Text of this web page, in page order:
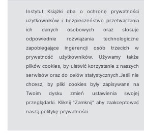
Instytut Książki dba o ochronę prywatności
użytkowników i bezpieczeństwo przetwarzania
ich danych osobowych oraz stosuje
odpowiednie rozwiązania technologiczne
zapobiegające ingerencji osób trzecich w
prywatność użytkowników. Używamy także
plików cookies, by ułatwić korzystanie z naszych
serwisów oraz do celów statystycznych.Jeśli nie
chcesz, by pliki cookies były zapisywane na
Twoim dysku zmień ustawienia swojej
przeglądarki. Kliknij "Zamknij" aby zaakceptować
naszą politykę prywatności.